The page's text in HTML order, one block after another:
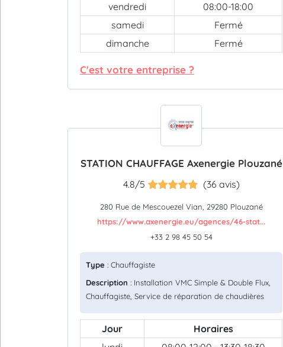
vendredi
08:00-18:00
samedi
Fermé
dimanche
Fermé
C'est votre entreprise ?
STATION CHAUFFAGE Axenergie Plouzané
4.8/5 (36 avis)
280 Rue de Mescouezel Vian, 29280 Plouzané
https://www.axenergie.eu/agences/46-stat...
+33 2 98 45 50 54
Type : Chauffagiste
Description : Installation VMC Simple & Double Flux,
Chauffagiste, Service de réparation de chaudières
Jour
Horaires